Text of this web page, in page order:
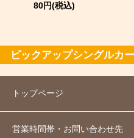
80円(税込)
ピックアップシングルカ
トップページ
営業時間帯・お問い合わせ先